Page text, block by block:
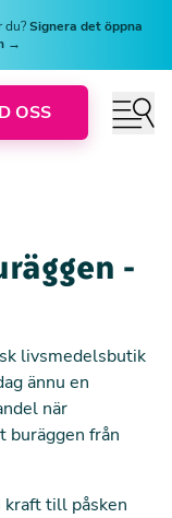
du?Signera det öppna
→
OSS
-
livsmedelsbutik
ännu en
när
buräggen från
kraft till påsken